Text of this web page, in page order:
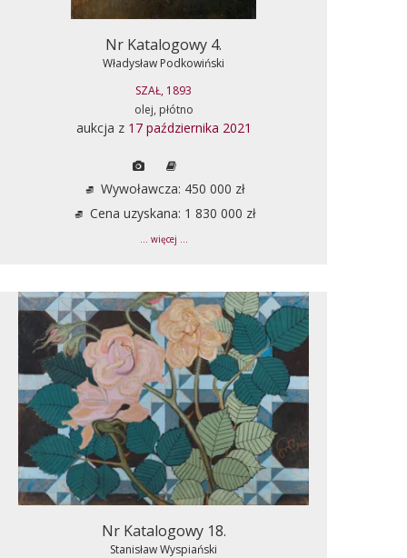
Nr Katalogowy 4.
Władysław Podkowiński
SZAŁ, 1893
olej, płótno
aukcja z 17 października 2021
Wywoławcza: 450 000 zł
Cena uzyskana: 1 830 000 zł
... więcej ...
Nr Katalogowy 18.
Stanisław Wyspiański